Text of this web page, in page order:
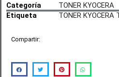
Categoría
TONER KYOCERA
Etiqueta
TONER
Compartir: